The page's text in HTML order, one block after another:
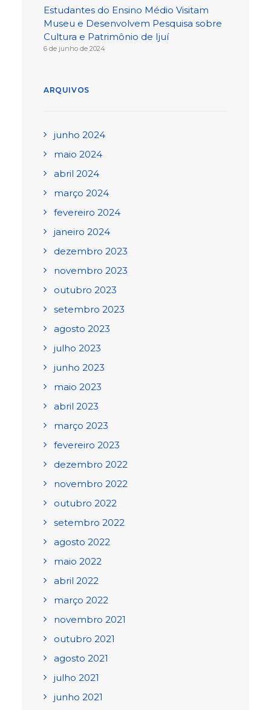
Estudantes do Ensino Médio Visitam
Museu e Desenvolvem Pesquisa sobre
Cultura e Patrimônio de Ijuí
6 de junho de 2024
ARQUIVOS
junho 2024
maio 2024
abril 2024
março 2024
fevereiro 2024
janeiro 2024
dezembro 2023
novembro 2023
outubro 2023
setembro 2023
agosto 2023
julho 2023
junho 2023
maio 2023
abril 2023
março 2023
fevereiro 2023
dezembro 2022
novembro 2022
outubro 2022
setembro 2022
agosto 2022
maio 2022
abril 2022
março 2022
novembro 2021
outubro 2021
agosto 2021
julho 2021
junho 2021